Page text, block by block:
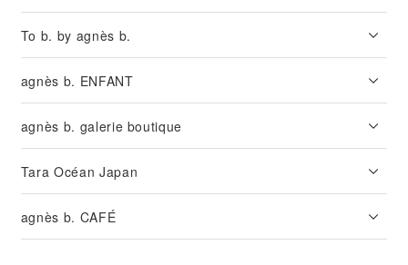
To b. by agnès b.
agnès b. ENFANT
agnès b. galerie boutique
Tara Océan Japan
agnès b. CAFÉ